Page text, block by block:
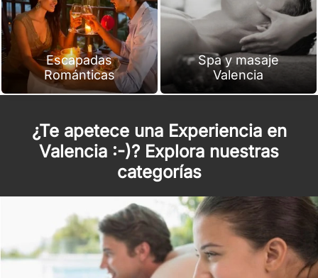
Escapadas
Románticas
Spa y masaje
Valencia
¿Te apetece una Experiencia en
Valencia :-)? Explora nuestras
categorías